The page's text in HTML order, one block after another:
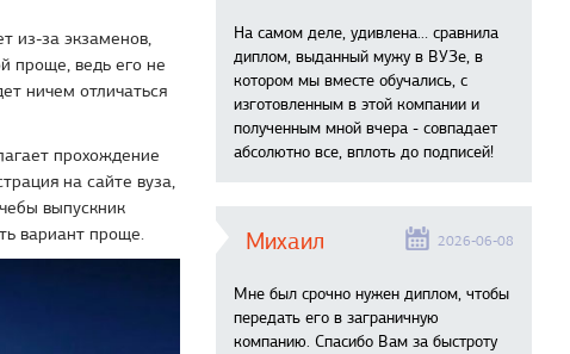
из-за экзаменов,
проще, ведь его не
ничем отличаться
прохождение
на сайте вуза,
выпускник
вариант проще.
На самом деле, удивлена… сравнила
диплом, выданный мужу в ВУЗе, в
котором мы вместе обучались, с
изготовленным в этой компании и
полученным мной вчера - совпадает
абсолютно все, вплоть до подписей!
Михаил 2026-06-08
Мне был срочно нужен диплом, чтобы
передать его в заграничную
компанию. Спасибо Вам за быстроту